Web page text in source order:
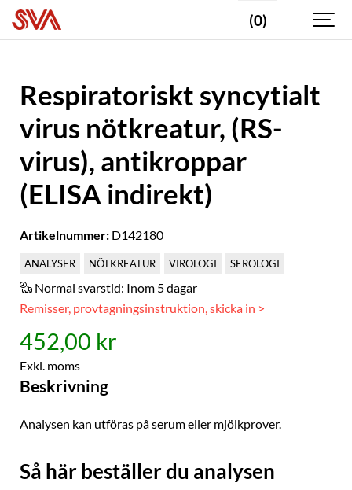
(0)
Respiratoriskt syncytialt
virus nötkreatur, (RS-
virus), antikroppar
(ELISA indirekt)
Artikelnummer: D142180
ANALYSER NÖTKREATUR VIROLOGI SEROLOGI
Normal svarstid: Inom 5 dagar
Remisser, provtagningsinstruktion, skicka in >
452,00 kr
Exkl. moms
Beskrivning
Analysen kan utföras på serum eller mjölkprover.
Så här beställer du analysen